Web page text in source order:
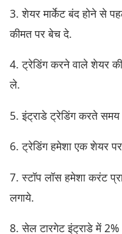
3. शेयर मार्केट बंद होने से
कीमत पर बेच दे.
4. ट्रेडिंग करने वाले शेयर
ले.
5. इंट्राडे ट्रेडिंग करते समय
6. ट्रेडिंग हमेशा एक शेयर
7. स्टॉप लॉस हमेशा करंट
लगाये.
8. सेल टारगेट इंट्राडे में 2%